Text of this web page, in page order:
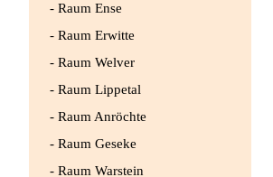
Raum Ense
Raum Erwitte
Raum Welver
Raum Lippetal
Raum Anröchte
Raum Geseke
Raum Warstein